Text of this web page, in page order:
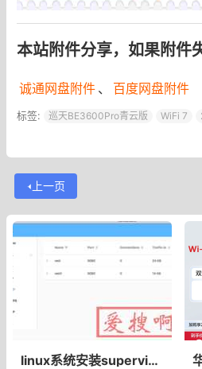
本站附件分享，如果附件
诚通网盘附件 、 百度网盘附件
标签: 巡天BE3600Pro青云版 WiFi 7
上一页
linux系统安装supervisor守护frp进程Frp一键安装脚本&管理脚本下载使用方法